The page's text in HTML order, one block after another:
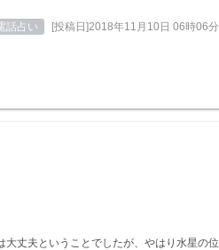
話占い [投稿日]2018年11月10日 06時06分
大丈夫ということでしたが、やはり水星の位